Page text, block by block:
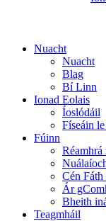
Nuacht
Nuacht
Blag
Bí Linn
Ionad Eolais
Íoslódáil
Físeáin
Fúinn
Réamhrá
Cén
Ár
Bheith
Teagmháil